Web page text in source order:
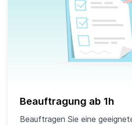
Beauftragung ab 1h
Beauftragen Sie eine